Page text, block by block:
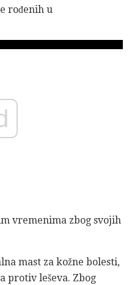
rođenih u
vremenima zbog svojih
mast za kožne bolesti,
protiv leševa. Zbog